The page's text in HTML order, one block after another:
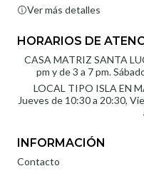
Ver más detalles
HORARIOS DE
CASA MATRIZ SANTA
pm y de 3 a 7 pm.
LOCAL TIPO ISLA EN
Jueves de 10:30 a 20:30,
INFORMACIÓN
Contacto